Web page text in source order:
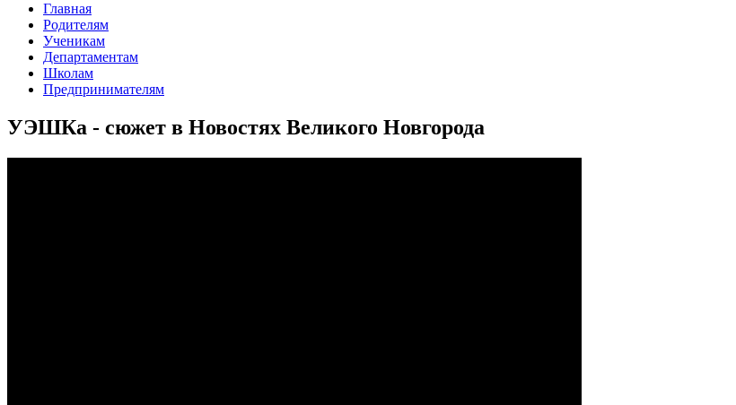
Главная
Родителям
Ученикам
Департаментам
Школам
Предпринимателям
УЭШКа - сюжет в Новостях Великого Новгорода